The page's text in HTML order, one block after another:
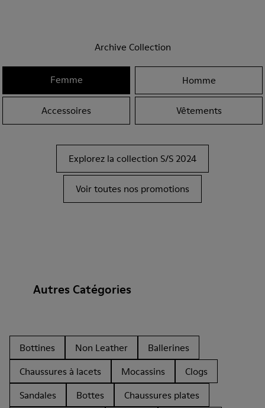
Archive Collection
Femme Homme
Accessoires Vêtements
Explorez la collection S/S 2024
Voir toutes nos promotions
Autres Catégories
Bottines Non Leather
Ballerines
Chaussures à lacets
Mocassins
Clogs
Sandales
Bottes
Chaussures plates